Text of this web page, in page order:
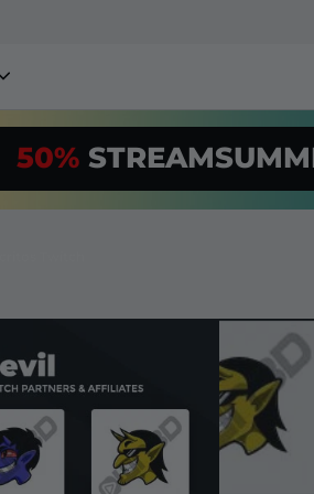
Month*
etc
Painéis Banners
50%